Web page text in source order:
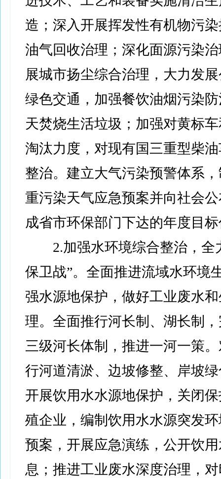
造；深入开展挥发性有机物污
油气回收治理；深化面源污染
展城市扬尘综合治理，大力发
绿色交通，加强餐饮油烟污染
天焚烧生活垃圾；加强对黄标
淘汰力度，对现有国三重型柴
整治。建立大气污染预警体系
重污染天气应急预案并向社会
成省市环保部门下达的年度目
2.加强水环境综合整治，全
保卫战”。全面推进流域水环境
强水源地保护，做好工业废水
理。全面推行河长制、湖长制
三级河长体制，推进一河一策
行河道清淤、边坡修整、岸坡
开展饮用水水源地保护，关闭
殖企业，编制饮用水水源突发
预案，开展应急演练，公开饮
息；推进工业废水深度治理，